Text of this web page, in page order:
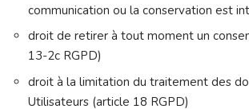
communication ou la conservation est
droit de retirer à tout moment un
13-2c RGPD)
droit à la limitation du traitement des
Utilisateurs (article 18 RGPD)